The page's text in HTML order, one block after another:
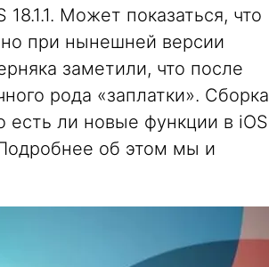
Может показаться, что
при нынешней версии
заметили, что после
рода «заплатки». Сборка
есть ли новые функции в iOS
Подробнее об этом мы и